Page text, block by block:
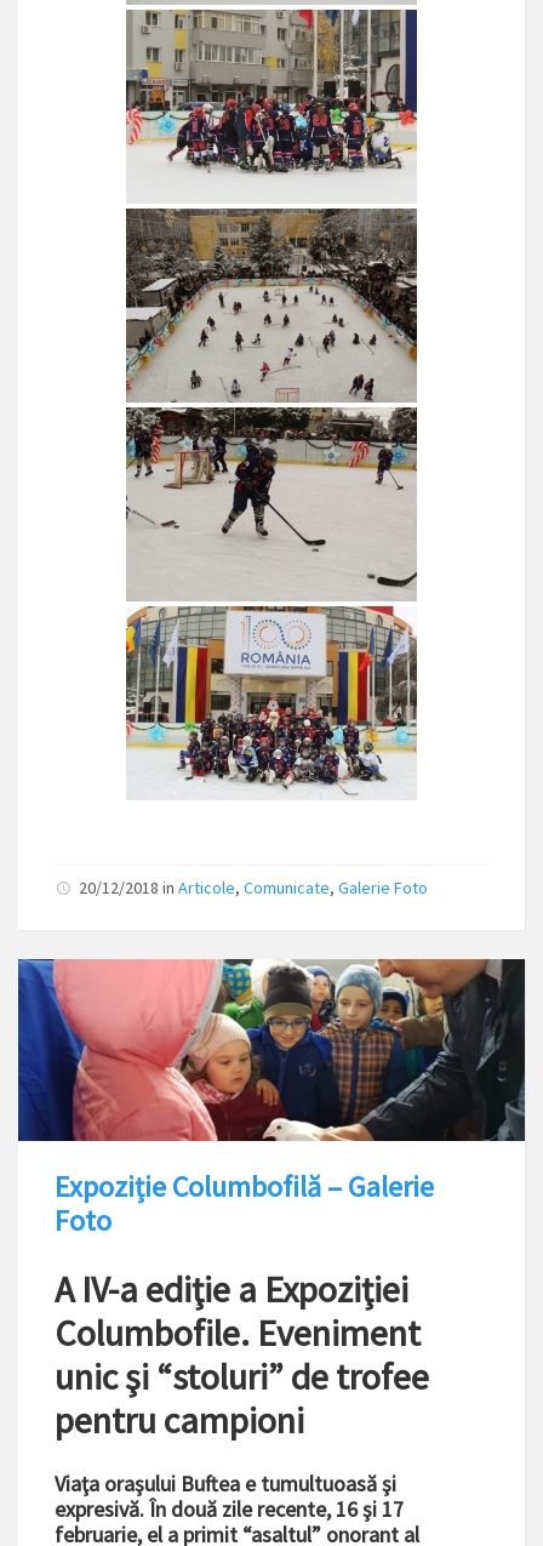
20/12/2018 in Articole, Comunicate, Galerie Foto
Expoziție Columbofilă – Galerie
Foto
A IV-a ediţie a Expoziţiei
Columbofile. Eveniment
unic şi “stoluri” de trofee
pentru campioni
Viaţa oraşului Buftea e tumultuoasă şi
expresivă. În două zile recente, 16 şi 17
februarie, el a primit “asaltul” onorant al